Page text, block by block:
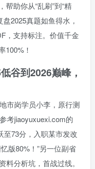
助你从“乱刷”到“精
2025真题如鱼得水，
，支持标注。价值千金
！
谷到2026巅峰，
市岗学员小李，原行测
考jiaoyuxuexi.com的
至73分，入职某市发改
版80%！”另一位副省
分析坑，首战过线。